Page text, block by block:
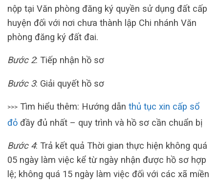
nộp tại Văn phòng đăng ký quyền sử dụng đất cấp
huyện đối với nơi chưa thành lập Chi nhánh Văn
phòng đăng ký đất đai.
Bước 2: Tiếp nhận hồ sơ
Bước 3: Giải quyết hồ sơ
>>> Tìm hiểu thêm: Hướng dẫn thủ tục xin cấp sổ
đỏ đầy đủ nhất – quy trình và hồ sơ cần chuẩn bị
Bước 4: Trả kết quả Thời gian thực hiện không quá
05 ngày làm việc kể từ ngày nhận được hồ sơ hợp
lệ; không quá 15 ngày làm việc đối với các xã miền